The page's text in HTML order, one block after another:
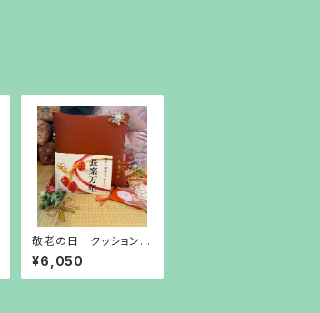
敬老の日 クッション
50角(側サイズ） ｴﾝ
ｼﾞ 自社工場 手造り
ギフト 父の日 お
¥6,050